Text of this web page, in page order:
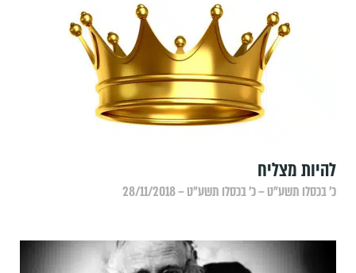
להיות מצליח
כ׳ בכסלו תשע״ט – כ׳ בכסלו תשע״ט – 28/11/2018